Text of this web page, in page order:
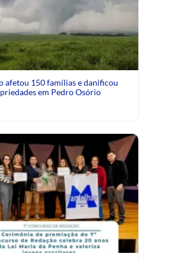
afetou 150 famílias e danificou
em Pedro Osório